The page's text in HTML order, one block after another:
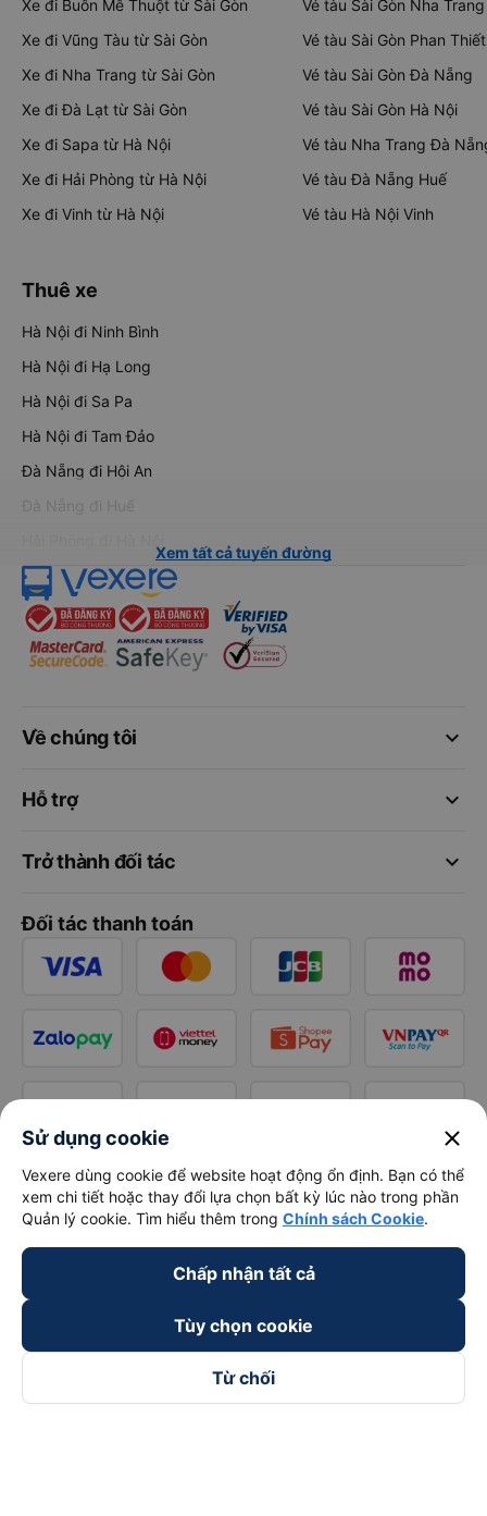
Xe đi Buôn Mê Thuột từ Sài Gòn
Xe đi Vũng Tàu từ Sài Gòn
Xe đi Nha Trang từ Sài Gòn
Xe đi Đà Lạt từ Sài Gòn
Xe đi Sapa từ Hà Nội
Xe đi Hải Phòng từ Hà Nội
Xe đi Vinh từ Hà Nội
Vé tàu Sài Gòn Nha Trang
Vé tàu Sài Gòn Phan Thiết
Vé tàu Sài Gòn Đà Nẵng
Vé tàu Sài Gòn Hà Nội
Vé tàu Nha Trang Đà
Vé tàu Đà Nẵng Huế
Vé tàu Hà Nội Vinh
Thuê xe
Hà Nội đi Ninh Bình
Hà Nội đi Hạ Long
Hà Nội đi Sa Pa
Hà Nội đi Tam Đảo
Đà Nẵng đi Hội An
Đà Nẵng đi Huế
Xem tất cả tuyến đường
keyboard_arrow_down
Về chúng tôi
keyboard_arrow_down
Hỗ trợ
keyboard_arrow_down
Trở thành đối tác
Đối tác thanh toán
Sử dụng cookie close
Vexere dùng cookie để website hoạt động ổn định. Bạn có thể
xem chi tiết hoặc thay đổi lựa chọn bất kỳ lúc nào trong phần
Quản lý cookie. Tìm hiểu thêm trong Chính sách Cookie.
Chấp nhận tất cả
Tùy chọn cookie
Từ chối